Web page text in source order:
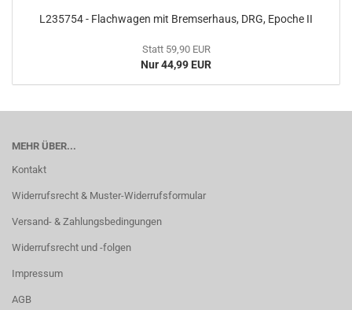
L235754 - Flachwagen mit Bremserhaus, DRG, Epoche II
Statt 59,90 EUR
Nur 44,99 EUR
MEHR ÜBER...
Kontakt
Widerrufsrecht & Muster-Widerrufsformular
Versand- & Zahlungsbedingungen
Widerrufsrecht und -folgen
Impressum
AGB